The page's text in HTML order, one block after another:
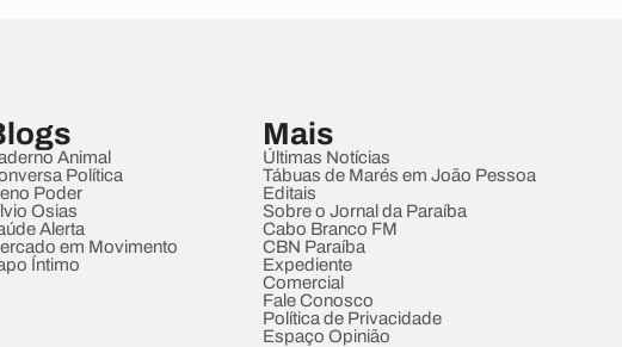
Animal
Política
Poder
Osias
Alerta
em Movimento
Íntimo
Mais
Últimas Notícias
Tábuas de Marés em João Pessoa
Editais
Sobre o Jornal da Paraíba
Cabo Branco FM
CBN Paraíba
Expediente
Comercial
Fale Conosco
Política de Privacidade
Espaço Opinião